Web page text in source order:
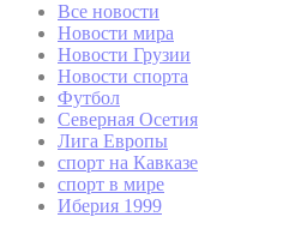
Все новости
Новости мира
Новости Грузии
Новости спорта
Футбол
Северная Осетия
Лига Европы
спорт на Кавказе
спорт в мире
Иберия 1999